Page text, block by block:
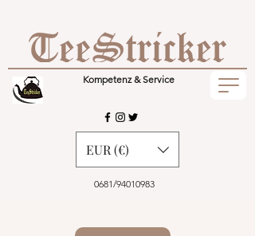
Kompetenz & Service
0681/94010983
EUR (€)